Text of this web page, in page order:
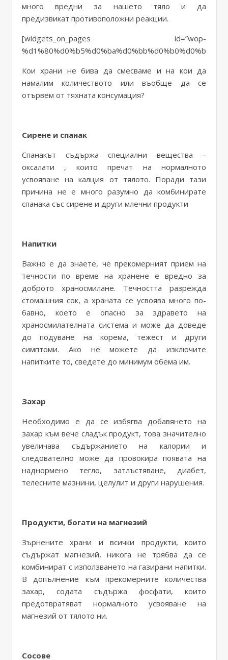
много вредни за нашето тяло и да
предизвикат противоположни реакции.
[widgets_on_pages id=”wop-
Кои храни не бива да смесваме и на кои да
намалим количеството или въобще да се
отървем от тяхната консумация?
Сирене и спанак
Спанакът съдържа специални вещества –
оксалати , които пречат на нормалното
усвояване на калция от тялото. Поради тази
причина не е много разумно да комбинирате
спанака със сирене и други млечни продукти
Напитки
Важно е да знаете, че прекомерният прием на
течности по време на хранене е вредно за
доброто храносмилане. Течността разрежда
стомашния сок, а храната се усвоява много по-
бавно, което е опасно за здравето на
храносмилателната система и може да доведе
до подуване на корема, тежест и други
симптоми. Ако не можете да изключите
напитките то, сведете до минимум обема им.
Захар
Необходимо е да се избягва добавянето на
захар към вече сладък продукт, това значително
увеличава съдържанието на калории и
следователно може да провокира появата на
наднормено тегло, затлъстяване, диабет,
телесните мазнини, целулит и други нарушения.
Продукти, богати на магнезий
Зърнените храни и всички продукти, които
съдържат магнезий, никога не трябва да се
комбинират с използването на газирани напитки.
В допълнение към прекомерните количества
захар, содата съдържа фосфати, които
предотвратяват нормалното усвояване на
магнезий от тялото ни.
Сосове